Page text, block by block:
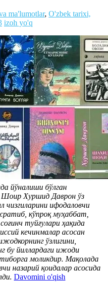
ma'lumotlar, O'zbek tarixi,
izoh yo'q
йўналиши бўлган
Шоир Хуршид Даврон ўз
чизгиларини ифодаловчи
кўпроқ муҳаббат,
туйғулари ҳақида
кечинмалар асосан
ўзлигини,
бу йиллардаги ижоди
моликдир. Мақолада
назарий қоидалар асосида
Davomini o'qish